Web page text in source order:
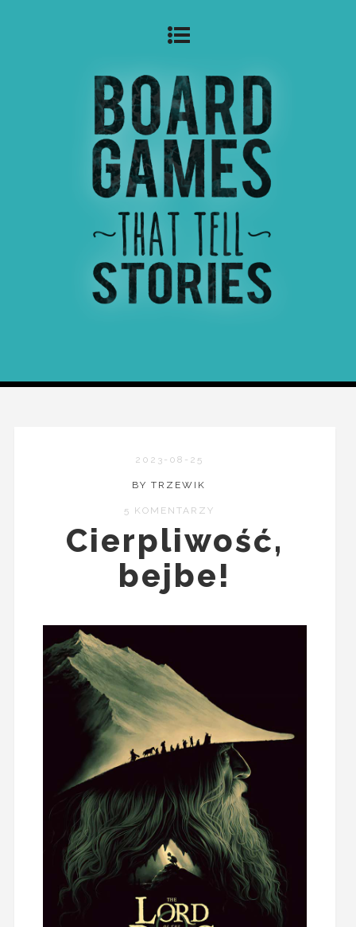
2023-08-25
BY TRZEWIK
5 KOMENTARZY
Cierpliwość,
bejbe!